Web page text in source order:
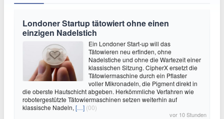
Londoner Startup tätowiert ohne einen
einzigen Nadelstich
Ein Londoner Start-up will das
Tätowieren neu erfinden, ohne
Nadelstiche und ohne die Wartezeit einer
klassischen Sitzung. CipherX ersetzt die
Tätowiermaschine durch ein Pflaster
voller Mikronadeln, die Pigment direkt in
die oberste Hautschicht abgeben. Herkömmliche Verfahren wie
robotergestützte Tätowiermaschinen setzen weiterhin auf
klassische Nadeln, […] (00)
vor 10 Stunden